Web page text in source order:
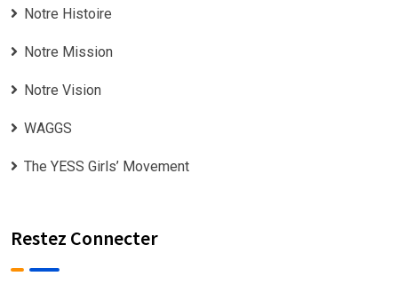
Notre Histoire
Notre Mission
Notre Vision
WAGGS
The YESS Girls’ Movement
Restez Connecter